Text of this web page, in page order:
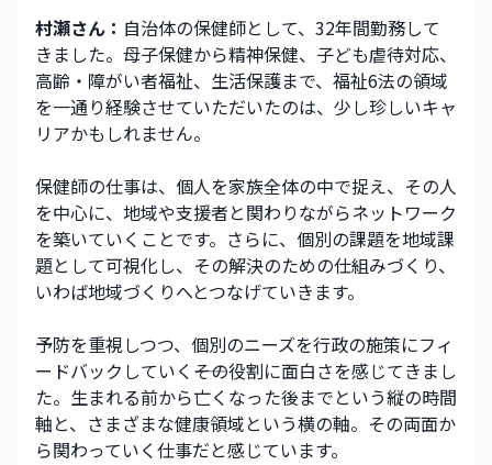
村瀬さん： 自治体の保健師として、32年間勤務して
きました。母子保健から精神保健、子ども虐待対応、
高齢・障がい者福祉、生活保護まで、福祉6法の領域
を一通り経験させていただいたのは、少し珍しいキャ
リアかもしれません。
保健師の仕事は、個人を家族全体の中で捉え、その人
を中心に、地域や支援者と関わりながらネットワーク
を築いていくことです。さらに、個別の課題を地域課
題として可視化し、その解決のための仕組みづくり、
いわば地域づくりへとつなげていきます。
予防を重視しつつ、個別のニーズを行政の施策にフィ
ードバックしていく――その役割に面白さを感じてきまし
た。生まれる前から亡くなった後までという縦の時間
軸と、さまざまな健康領域という横の軸。その両面か
ら関わっていく仕事だと感じています。